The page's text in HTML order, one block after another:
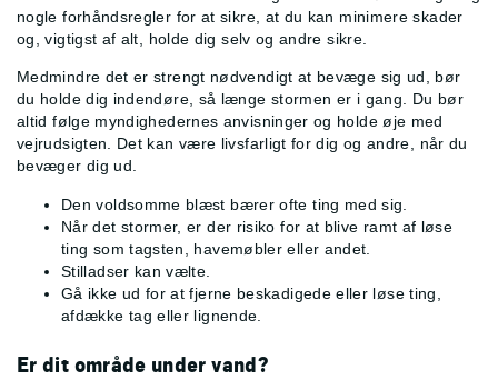
nogle forhåndsregler for at sikre, at du kan minimere skader
og, vigtigst af alt, holde dig selv og andre sikre.
Medmindre det er strengt nødvendigt at bevæge sig ud, bør
du holde dig indendøre, så længe stormen er i gang. Du bør
altid følge myndighedernes anvisninger og holde øje med
vejrudsigten. Det kan være livsfarligt for dig og andre, når du
bevæger dig ud.
Den voldsomme blæst bærer ofte ting med sig.
Når det stormer, er der risiko for at blive ramt af løse
ting som tagsten, havemøbler eller andet.
Stilladser kan vælte.
Gå ikke ud for at fjerne beskadigede eller løse ting,
afdække tag eller lignende.
Er dit område under vand?